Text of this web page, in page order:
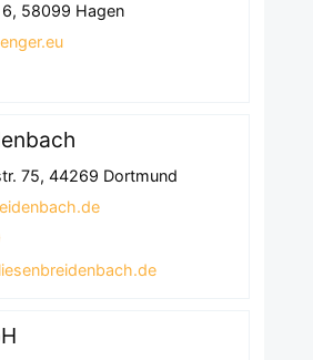
58099 Hagen
75, 44269 Dortmund